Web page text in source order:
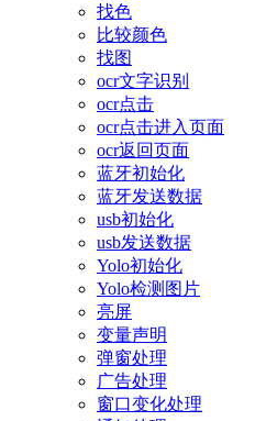
找色
比较颜色
找图
ocr文字识别
ocr点击
ocr点击进入页面
ocr返回页面
蓝牙初始化
蓝牙发送数据
usb初始化
usb发送数据
Yolo初始化
Yolo检测图片
亮屏
变量声明
弹窗处理
广告处理
窗口变化处理